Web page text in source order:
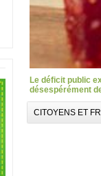
Le déficit public
désespérément
CITOYENS ET